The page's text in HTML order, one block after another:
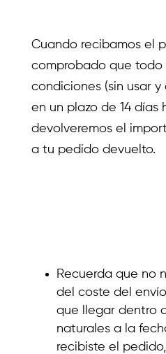
Cuando recibamos el
comprobado que todo
condiciones (sin usar
en un plazo de 14 días
devolveremos el
a tu pedido devuelto.
Recuerda que no
del coste del
que llegar dentro
naturales a la
recibiste el